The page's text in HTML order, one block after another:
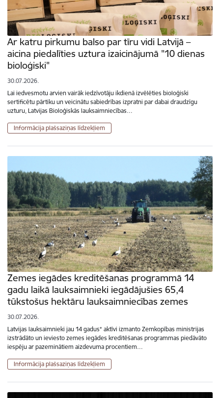
Ar katru pirkumu balso par tīru vidi Latvijā –
aicina piedalīties uztura izaicinājumā "10 dienas
bioloģiski"
30.07.2026.
Lai iedvesmotu arvien vairāk iedzīvotāju ikdienā izvēlēties bioloģiski
sertificētu pārtiku un veicinātu sabiedrības izpratni par dabai draudzīgu
uzturu, Latvijas Bioloģiskās lauksaimniecības…
Informācija plašsaziņas līdzekļiem
Zemes iegādes kreditēšanas programmā 14
gadu laikā lauksaimnieki iegādājušies 65,4
tūkstošus hektāru lauksaimniecības zemes
30.07.2026.
Latvijas lauksaimnieki jau 14 gadus* aktīvi izmanto Zemkopības ministrijas
izstrādāto un ieviesto zemes iegādes kreditēšanas programmas piedāvāto
iespēju ar pazeminātiem aizdevuma procentiem…
Informācija plašsaziņas līdzekļiem